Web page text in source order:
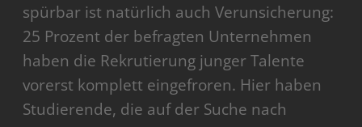
spürbar ist natürlich auch Verunsicherung:
25 Prozent der befragten Unternehmen
haben die Rekrutierung junger Talente
vorerst komplett eingefroren. Hier haben
Studierende, die auf der Suche nach